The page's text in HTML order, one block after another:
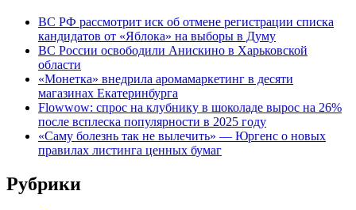
ВС РФ рассмотрит иск об отмене регистрации списка
кандидатов от «Яблока» на выборы в Думу
ВС России освободили Анискино в Харьковской
области
«Монетка» внедрила аромамаркетинг в десяти
магазинах Екатеринбурга
Flowwow: спрос на клубнику в шоколаде вырос на 26%
после всплеска популярности в 2025 году
«Саму болезнь так не вылечить» — Юргенс о новых
правилах листинга ценных бумаг
Рубрики